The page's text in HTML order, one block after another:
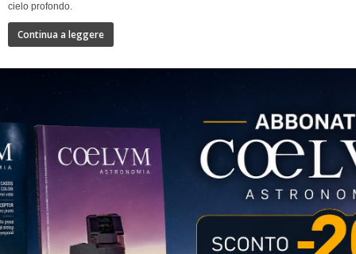
cielo profondo.
Continua a leggere